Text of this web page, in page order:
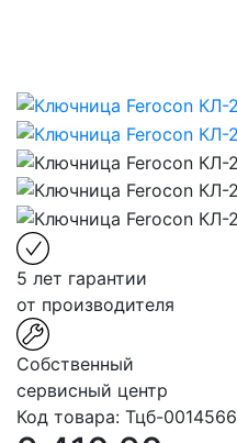
5 лет гарантии
от производителя
Собственный
сервисный центр
Код товара: Тцб-0014566